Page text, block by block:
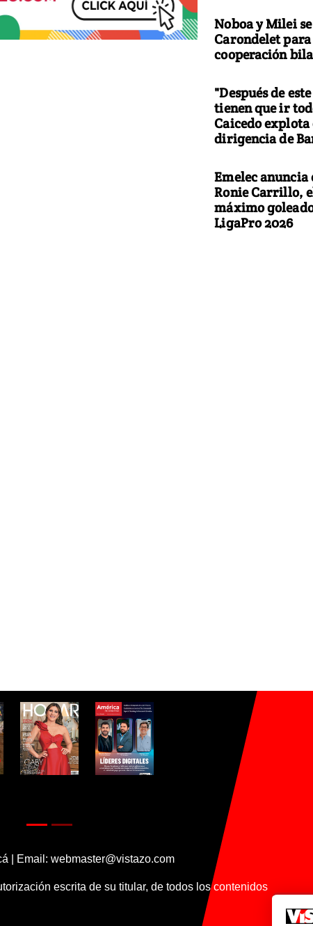
Noboa y Milei
Carondelet
cooperación
"Después de
tienen que ir
Caicedo
dirigencia de
Emelec anuncia
Ronie Carrillo,
máximo
LigaPro 2026
| Email: webmaster@vistazo.com
escrita de su titular, de todos los contenidos